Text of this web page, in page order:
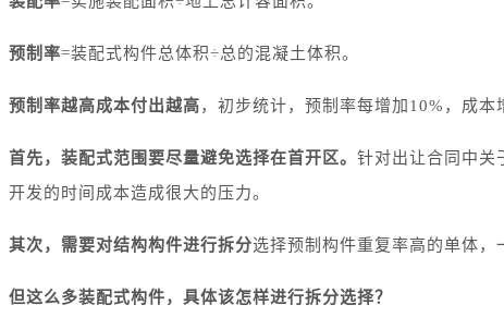
预制率=装配式构件总体积÷总的混凝土体积。
预制率越高成本付出越高，初步统计，预制率每增加10%，成
首先，装配式范围要尽量避免选择在首开区。 针对出让合同中关
开发的时间成本造成很大的压力。
其次，需要对结构构件进行拆分选择预制构件重复率高的单体，
但这么多装配式构件，具体该怎样进行拆分选择？